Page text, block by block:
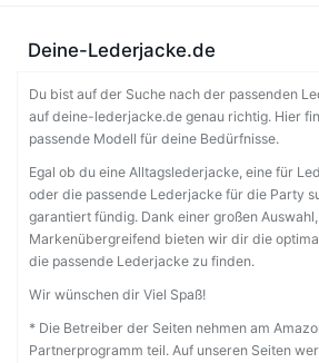
Deine-Lederjacke.de
Du bist auf der Suche nach der passenden
auf deine-lederjacke.de genau richtig. Hier
passende Modell für deine Bedürfnisse.
Egal ob du eine Alltagslederjacke, eine für
oder die passende Lederjacke für die Party
garantiert fündig. Dank einer großen
Markenübergreifend bieten wir dir die
die passende Lederjacke zu finden.
Wir wünschen dir Viel Spaß!
* Die Betreiber der Seiten nehmen am
Partnerprogramm teil. Auf unseren Seiten